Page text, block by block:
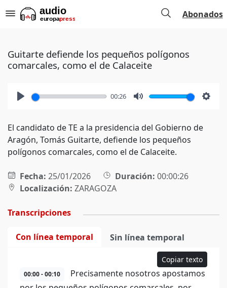
Abonados
Guitarte defiende los pequeños polígonos
comarcales, como el de Calaceite
00:26
El candidato de TE a la presidencia del Gobierno de
Aragón, Tomás Guitarte, defiende los pequeños
polígonos comarcales, como el de Calaceite.
Fecha: 25/01/2026 Duración: 00:00:26
Localización: ZARAGOZA
Transcripciones
Con línea temporal Sin línea temporal
Copiar texto
00:00 - 00:10
Precisamente nosotros apostamos